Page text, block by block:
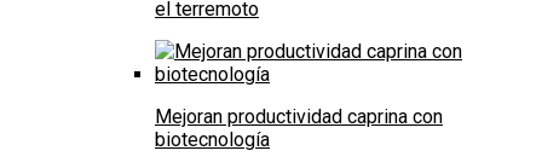
el terremoto
Mejoran productividad caprina con
biotecnología